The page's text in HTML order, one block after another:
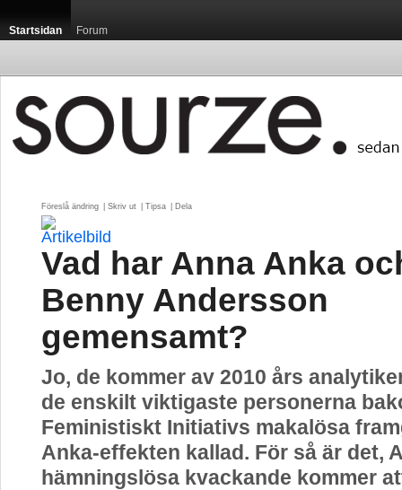
Startsidan Forum
Föreslå ändring Skriv ut Tipsa Dela
Vad har Anna Anka
Benny Andersson
gemensamt?
Jo, de kommer av 2010 års
de enskilt viktigaste personerna
Feministiskt Initiativs makalösa
Anka-effekten kallad. För så är det,
hämningslösa kvackande kommer